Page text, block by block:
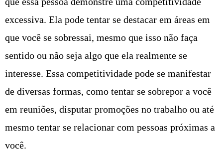
excessiva. Ela pode tentar se destacar em áreas em
que você se sobressai, mesmo que isso não faça
sentido ou não seja algo que ela realmente se
interesse. Essa competitividade pode se manifestar
de diversas formas, como tentar se sobrepor a você
em reuniões, disputar promoções no trabalho ou até
mesmo tentar se relacionar com pessoas próximas a
você.